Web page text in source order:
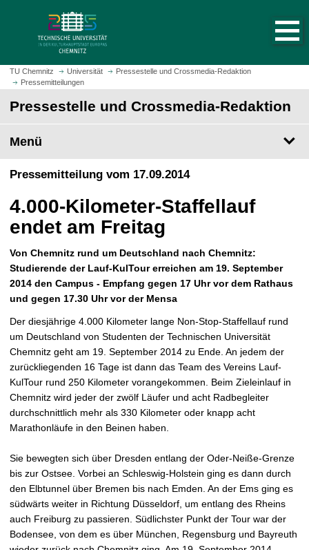
m
H
t
s
i
e
a
u
f
e
n
TU Chemnitz Universität
Pressestelle und Crossmedia-Redaktion
Pressemitteilungen
Pressestelle und Crossmedia-Redaktion
Menü
Pressemitteilung vom 17.09.2014
4.000-Kilometer-Staffellauf
endet am Freitag
Von Chemnitz rund um Deutschland nach Chemnitz:
Studierende der Lauf-KulTour erreichen am 19. September
2014 den Campus - Empfang gegen 17 Uhr vor dem Rathaus
und gegen 17.30 Uhr vor der Mensa
Der diesjährige 4.000 Kilometer lange Non-Stop-Staffellauf rund
um Deutschland von Studenten der Technischen Universität
Chemnitz geht am 19. September 2014 zu Ende. An jedem der
zurückliegenden 16 Tage ist dann das Team des Vereins Lauf-
KulTour rund 250 Kilometer vorangekommen. Beim Zieleinlauf in
Chemnitz wird jeder der zwölf Läufer und acht Radbegleiter
durchschnittlich mehr als 330 Kilometer oder knapp acht
Marathonläufe in den Beinen haben.
Sie bewegten sich über Dresden entlang der Oder-Neiße-Grenze
bis zur Ostsee. Vorbei an Schleswig-Holstein ging es dann durch
den Elbtunnel über Bremen bis nach Emden. An der Ems ging es
südwärts weiter in Richtung Düsseldorf, um entlang des Rheins
auch Freiburg zu passieren. Südlichster Punkt der Tour war der
Bodensee, von dem es über München, Regensburg und Bayreuth